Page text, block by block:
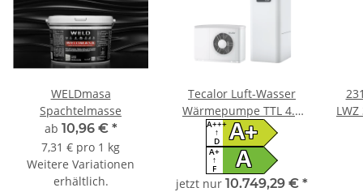
WELDmasa
Spachtelmasse
ab 10,96 € *
7,31 € pro 1 kg
Weitere Variationen
erhältlich.
Tecalor Luft-Wasser
Wärmepumpe TTL 4.5
ACS TSBC Set
A+
A+++
↑
D
A
A+
↑
F
jetzt nur 10.749,29 € *